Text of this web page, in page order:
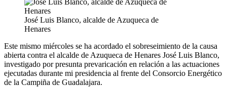
José Luis Blanco, alcalde de Azuqueca de
Henares
Este mismo miércoles se ha acordado el sobreseimiento de la causa
abierta contra el alcalde de Azuqueca de Henares José Luis Blanco,
investigado por presunta prevaricación en relación a las actuaciones
ejecutadas durante mi presidencia al frente del Consorcio Energético
de la Campiña de Guadalajara.